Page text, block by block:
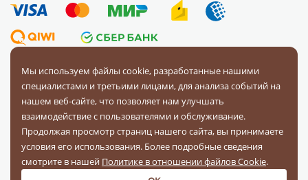
© 2008 — 2026 Первая Фурнитурная Компания.Все права
защищены.
Политика конфиденциальности
Соглашение на обработку персональных данных
Мы используем файлы cookie, разработанные нашими
специалистами и третьими лицами, для анализа событий на
нашем веб-сайте, что позволяет нам улучшать
взаимодействие с пользователями и обслуживание.
Продолжая просмотр страниц нашего сайта, вы принимаете
условия его использования. Более подробные сведения
смотрите в нашей Политике в отношении файлов Cookie.